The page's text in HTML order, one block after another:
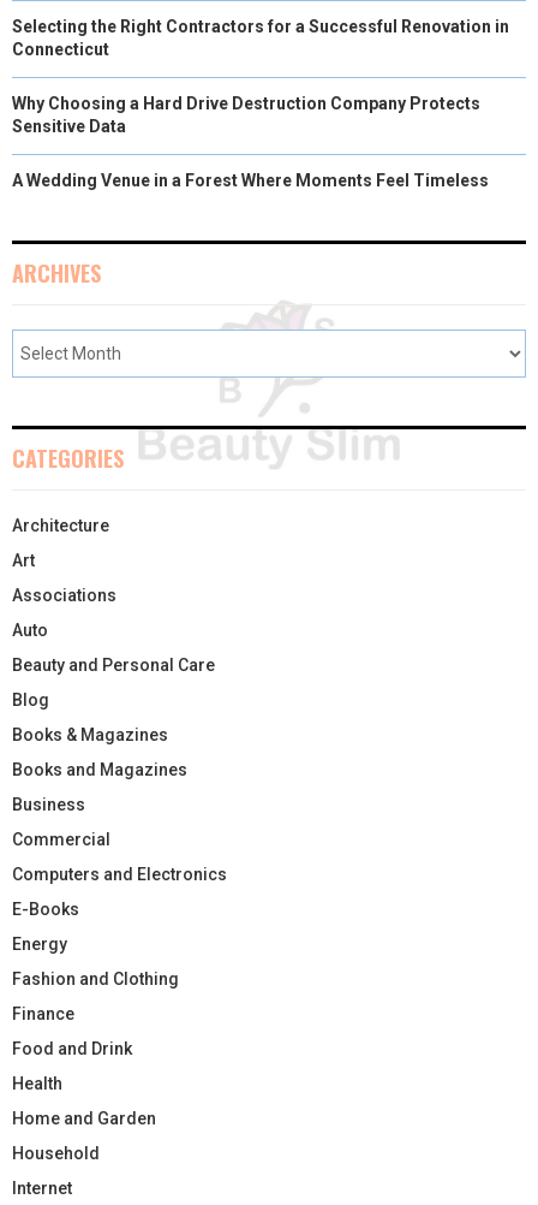
Selecting the Right Contractors for a Successful Renovation in
Connecticut
Why Choosing a Hard Drive Destruction Company Protects
Sensitive Data
A Wedding Venue in a Forest Where Moments Feel Timeless
ARCHIVES
CATEGORIES
Architecture
Art
Associations
Auto
Beauty and Personal Care
Blog
Books & Magazines
Books and Magazines
Business
Commercial
Computers and Electronics
E-Books
Energy
Fashion and Clothing
Finance
Food and Drink
Health
Home and Garden
Household
Internet